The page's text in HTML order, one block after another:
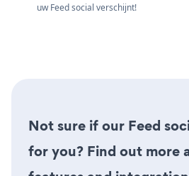
uw Feed social verschijnt!
Not sure if our Feed
for you? Find out more